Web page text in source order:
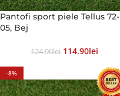
Pantofi sport piele Tellus 72-
05, Bej
124.90Lei 114.90Lei
-8%